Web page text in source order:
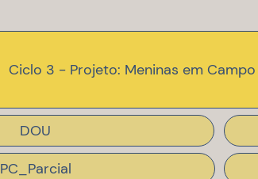
Ciclo 3 - Projeto: Meninas em
DOU
PC_Parcial